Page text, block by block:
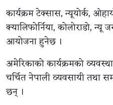
कार्यक्रम टेक्सास, न्यूयोर्क,
क्यालिफोर्निया, कोलोराडो, न्यू
आयोजना हुनेछ ।
अमेरिकाको कार्यक्रमको
चर्चित नेपाली व्यवसायी तथा
छन् ।